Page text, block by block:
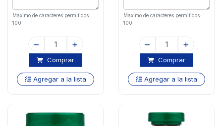
Maximo de caracteres permitidos:
100
Comprar
Agregar a la lista
Maximo de caracteres permitidos:
100
Comprar
Agregar a la lista